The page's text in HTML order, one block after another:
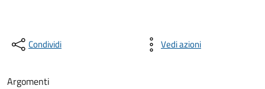
Condividi Vedi azioni
Argomenti